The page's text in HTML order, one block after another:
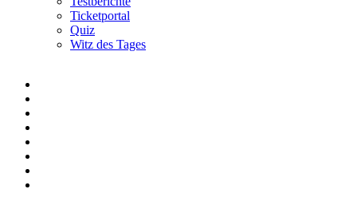
Ticketportal
Quiz
Witz des Tages